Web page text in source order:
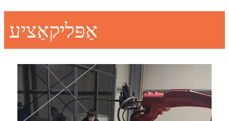
אַפּליקאַציע